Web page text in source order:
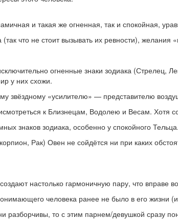
и такая же огненная, так и спокойная,
что не стоит вызывать их ревности),
огненные знаки зодиака (Стрелец,
у них схожи.
звёздному «усилителю» — представителю
к Близнецам, Водолею и Весам. Хотя
знаков зодиака, особенно у спокойного
Рак) Овен не сойдётся ни при каких
настолько гармоничную пару, что вправе
человека ранее не было в его
разборчивы, то с этим парнем/девушкой сразу